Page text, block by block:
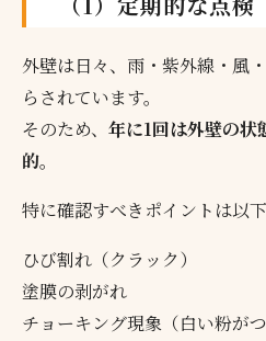
外壁は日々、雨・紫外線・風
らされています。
そのため、年に1回は外壁の状
的。
特に確認すべきポイントは以
ひび割れ（クラック）
塗膜の剥がれ
チョーキング現象（白い粉がつ